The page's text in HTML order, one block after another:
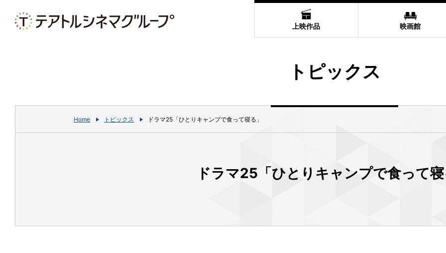
上映作品 映画館
トピックス
Home トピックス ドラマ25「ひとりキャンプで食って寝る」
ドラマ25「ひとりキャンプで食って